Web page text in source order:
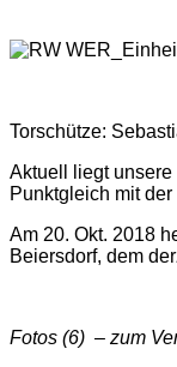
Torschütze:
Aktuell liegt unsere
Punktgleich mit
Am 20. Okt. 2018
Beiersdorf, dem
Fotos (6) – zum